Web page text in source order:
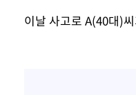
이날 사고로 A(40대)